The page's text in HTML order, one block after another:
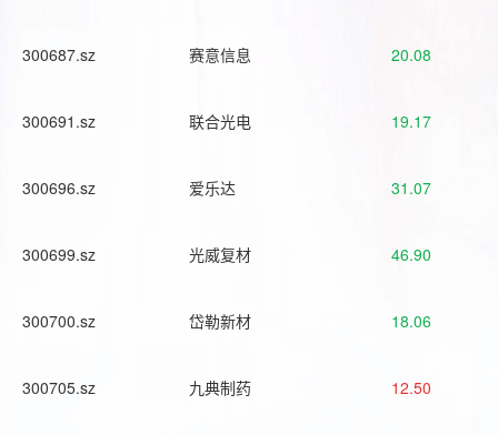
300687.sz 赛意信息 20.08
300691.sz 联合光电 19.17
300696.sz 爱乐达 31.07
300699.sz 光威复材 46.90
300700.sz 岱勒新材 18.06
300705.sz 九典制药 12.50